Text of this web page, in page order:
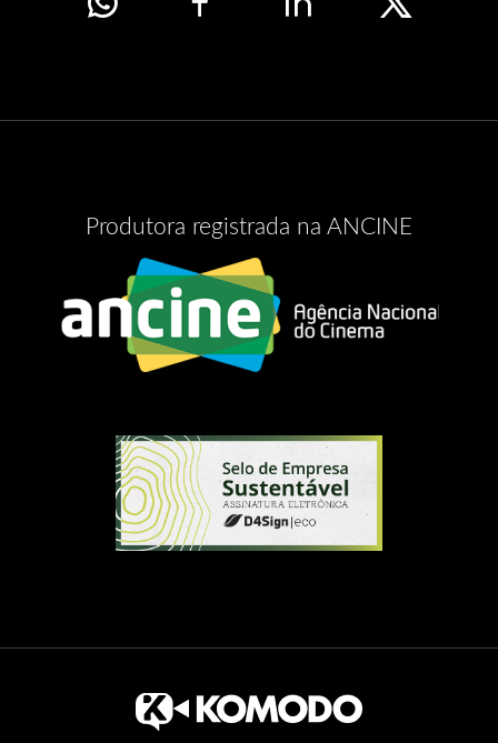
Produtora registrada na ANCINE